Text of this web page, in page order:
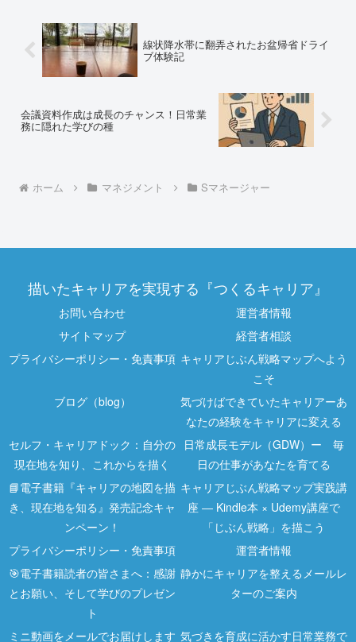
線状降水帯に翻弄されたお盆帰省ドライ
ブ体験記
会議資料作成は成長のチャンス！日常業
務に隠れた学びの種
ホーム マネジメント Sマネージャー
描いたキャリアを実現する『つくるキャリア』
お問い合わせ
運営者情報
サイトマップ
経営者相談
プライバシーポリシー・免責事項 キャリアじぶん戦略マップへよう
こそ
ブログ（blog）
気づけばできていたキャリアーあ
なたの経験をキャリアに変える
セルフ・キャリアドック：自分の
現在地を知り、これからを描く
日常成長モデル（GDW）ー 毎
日の仕事があなたを育てる
📘電子書籍『キャリアの地図を描
き、現在地を知る』発売記念キャ
ンペーン！
キャリアじぶん戦略マップ実践講
座 ― Kindle本 × Udemy講座で
「じぶん戦略」を描こう
プライバシーポリシー・免責事項
運営者情報
🎯電子書籍読者の皆さまへ：感謝
とお願い、そして学びのプレゼン
ト
静かにキャリアを整えるメールレ
ターのご案内
ミニ動画をメールでお届けします 気づきを育成に活かす日常業務で